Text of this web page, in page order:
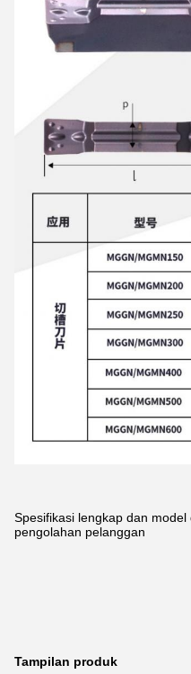
Spesifikasi lengkap dan
pengolahan pelanggan
Tampilan produk